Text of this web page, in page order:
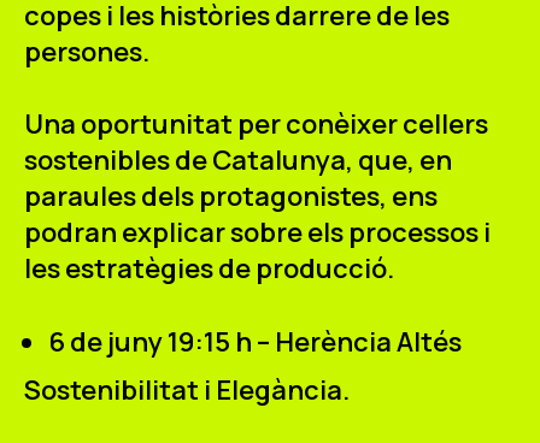
copes i les històries darrere de les
persones.
Una oportunitat per conèixer cellers
sostenibles de Catalunya, que, en
paraules dels protagonistes, ens
podran explicar sobre els processos i
les estratègies de producció.
6 de juny 19:15 h – Herència Altés
Sostenibilitat i Elegància.